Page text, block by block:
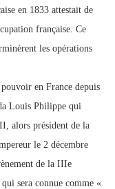
en 1833 attestait de
française. Ce
les opérations
en France depuis
Louis Philippe qui
alors président de la
le 2 décembre
de la IIIe
sera connue comme «